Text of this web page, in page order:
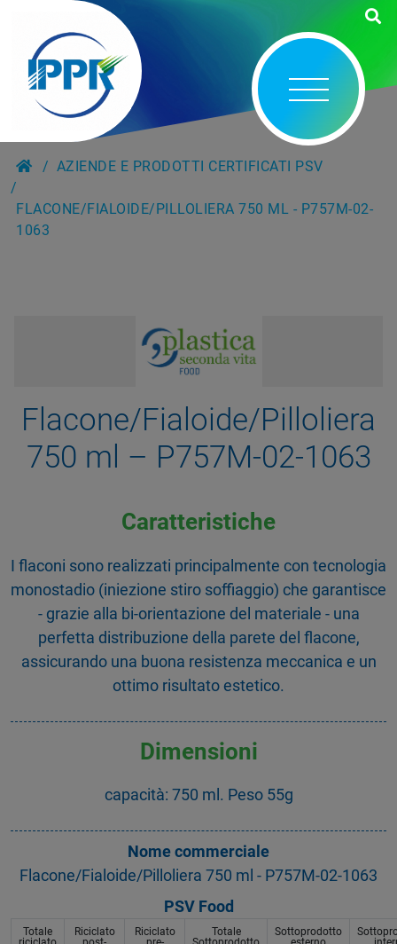
AZIENDE E PRODOTTI CERTIFICATI PSV
FLACONE/FIALOIDE/PILLOLIERA 750 ML - P757M-02-
1063
Flacone/Fialoide/Pilloliera
750 ml – P757M-02-1063
Caratteristiche
I flaconi sono realizzati principalmente con tecnologia
monostadio (iniezione stiro soffiaggio) che garantisce
- grazie alla bi-orientazione del materiale - una
perfetta distribuzione della parete del flacone,
assicurando una buona resistenza meccanica e un
ottimo risultato estetico.
Dimensioni
capacità: 750 ml. Peso 55g
Nome commerciale
Flacone/Fialoide/Pilloliera 750 ml - P757M-02-1063
PSV Food
Totale
Riciclato
Riciclato
Totale
Sottoprodotto